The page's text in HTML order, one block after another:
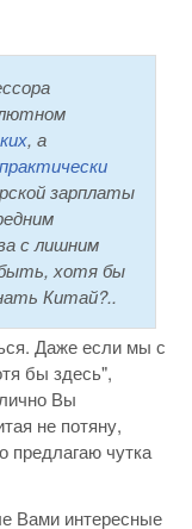
, а
зарплаты
с лишним
хотя бы
Китай?..
Даже если мы с
бы здесь",
Вы
не потяну,
предлагаю чутка
Вами интересные